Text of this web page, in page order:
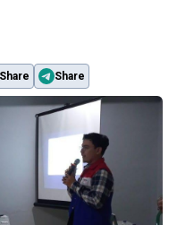
Share